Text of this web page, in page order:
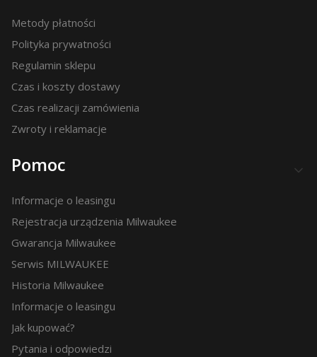
Metody płatności
Polityka prywatności
Regulamin sklepu
Czas i koszty dostawy
Czas realizacji zamówienia
Zwroty i reklamacje
Pomoc
Informacje o leasingu
Rejestracja urządzenia Milwaukee
Gwarancja Milwaukee
Serwis MILWAUKEE
Historia Milwaukee
Informacje o leasingu
Jak kupować?
Pytania i odpowiedzi